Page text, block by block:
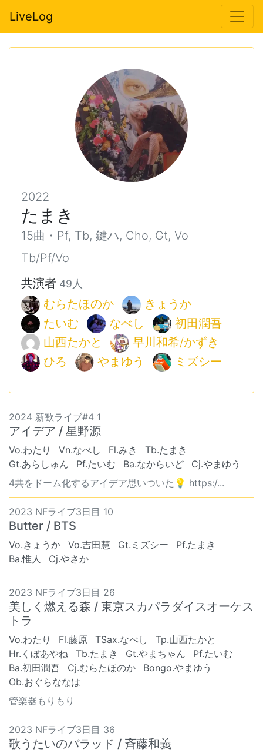
LiveLog
2022
たまき
15曲・Pf, Tb, 鍵ハ, Cho, Gt, Vo
Tb/Pf/Vo
共演者 49人
むらたほのか
きょうか
たいむ
なべし
初田潤吾
山西たかと
早川和希/かずき
ひろ
やまゆう ミズシー
2024 新歓ライブ#4 1
アイデア / 星野源
Vo.わたり Vn.なべし Fl.みき
Tb.たまき
Gt.あらしゅん
Pf.たいむ Ba.なからいど
Cj.やまゆう
4共をドーム化するアイデア思いついた💡 https:/...
2023 NFライブ3日目 10
Butter / BTS
Vo.きょうか Vo.吉田慧 Gt.ミズシー
Pf.たまき
Ba.惟人
Cj.やさか
2023 NFライブ3日目 26
美しく燃える森 / 東京スカパラダイスオーケス
トラ
Vo.わたり Fl.藤原 TSax.なべし
Tp.山西たかと
Hr.くぼあやね
Tb.たまき Gt.やまちゃん
Pf.たいむ
Ba.初田潤吾
Cj.むらたほのか
Bongo.やまゆう
Ob.おぐらななは
管楽器もりもり
2023 NFライブ3日目 36
歌うたいのバラッド / 斉藤和義